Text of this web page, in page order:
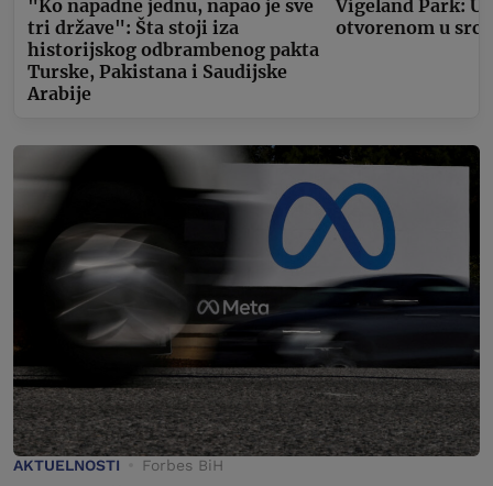
"Ko napadne jednu, napao je sve
tri države": Šta stoji iza
historijskog odbrambenog pakta
Turske, Pakistana i Saudijske
Arabije
Vigeland Park:
otvorenom u srcu
AKTUELNOSTI Forbes BiH